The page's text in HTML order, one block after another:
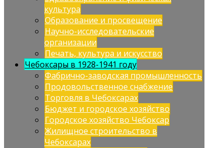
культура
Образование и просвещение
Научно-исследовательские
организации
Печать, культура и искусство
Чебоксары в 1928-1941 году
Фабрично-заводская промышленность
Продовольственное снабжение
Торговля в Чебоксарах
Бюджет и городское хозяйство
Городское хозяйство Чебоксар
Жилищное строительство в
Чебоксарах